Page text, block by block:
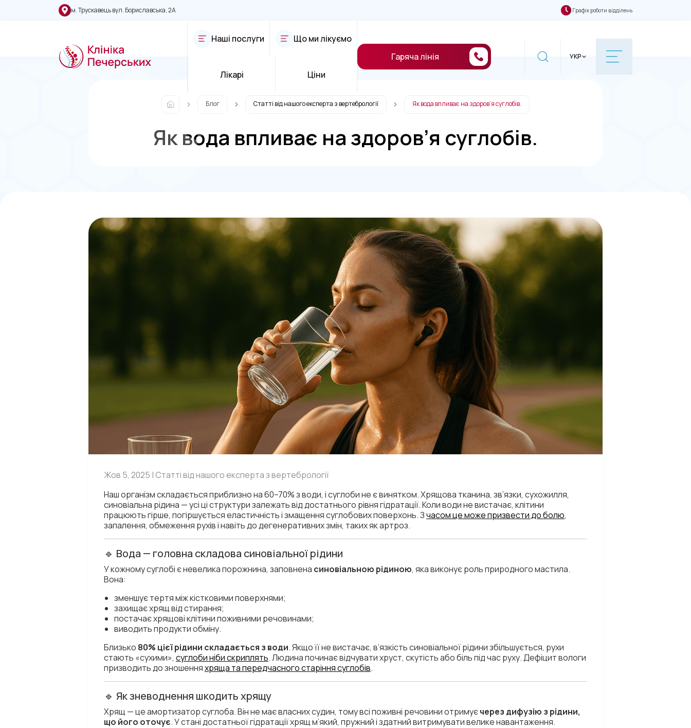
м. Трускавець вул. Бориславська, 2А Графік роботи відділень
Наші послуги Що ми лікуємо
Лікарі Ціни
Гаряча лінія УКР
Блог Статті від нашого експерта з вертебрології Як вода впливає на здоров’я суглобів.
Як вода впливає на здоров’я суглобів.
Жов 5, 2025 | Статті від нашого експерта з вертебрології
Наш організм складається приблизно на 60–70% з води, і суглоби не є винятком. Хрящова тканина, зв’язки, сухожилля,
синовіальна рідина — усі ці структури залежать від достатнього рівня гідратації. Коли води не вистачає, клітини
працюють гірше, погіршується еластичність і змащення суглобових поверхонь. Зчасом це може призвести до болю,
запалення, обмеження рухів і навіть до дегенеративних змін, таких як артроз.
🔹 Вода — головна складова синовіальної рідини
У кожному суглобі є невелика порожнина, заповнена синовіальною рідиною, яка виконує роль природного мастила.
Вона:
зменшує тертя між кістковими поверхнями;
захищає хрящ від стирання;
постачає хрящові клітини поживними речовинами;
виводить продукти обміну.
Близько 80% цієї рідини складається з води. Якщо її не вистачає, в’язкість синовіальної рідини збільшується, рухи
стають «сухими», суглоби ніби скриплять. Людина починає відчувати хруст, скутість або біль під час руху. Дефіцит вологи
призводить до зношенняхряща та передчасного старіння суглобів.
🔹 Як зневоднення шкодить хрящу
Хрящ — це амортизатор суглоба. Він не має власних судин, тому всі поживні речовини отримуєчерез дифузію з рідини,
що його оточує. У стані достатньої гідратації хрящ м’який, пружний і здатний витримувати велике навантаження.